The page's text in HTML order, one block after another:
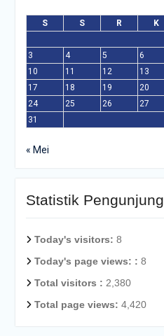
S S R K
3
4 5 6
10
11 12 13
17
18 19 20
24
25 26 27
31
« Mei
Statistik Pengunjung
Today's visitors: 8
Today's page views: : 8
Total visitors : 2,380
Total page views: 4,420